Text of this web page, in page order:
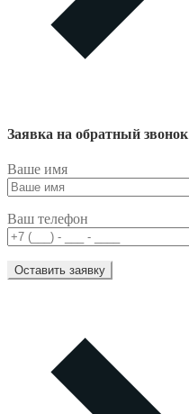
Заявка на обратный звонок
Ваше имя
Ваш телефон